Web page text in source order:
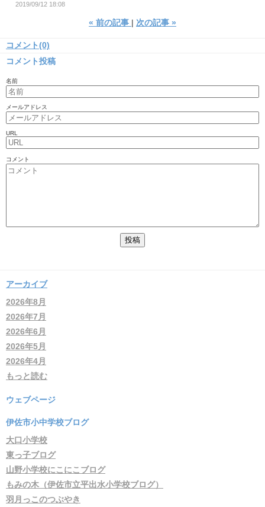
2019/09/12 18:08
« 前の記事 次の記事 »
コメント(0)
コメント投稿
名前
メールアドレス
URL
コメント
アーカイブ
2026年8月
2026年7月
2026年6月
2026年5月
2026年4月
もっと読む
ウェブページ
伊佐市小中学校ブログ
大口小学校
東っ子ブログ
山野小学校にこにこブログ
もみの木（伊佐市立平出水小学校ブログ）
羽月っこのつぶやき